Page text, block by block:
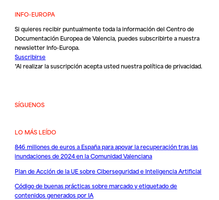
INFO-EUROPA
Si quieres recibir puntualmente toda la información del Centro de
Documentación Europea de Valencia, puedes subscribirte a nuestra
newsletter Info-Europa.
Suscribirse
*Al realizar la suscripción acepta usted nuestrapolítica de privacidad.
SÍGUENOS
LO MÁS LEÍDO
846 millones de euros a España para apoyar la recuperación tras las
inundaciones de 2024 en la Comunidad Valenciana
Plan de Acción de la UE sobre Ciberseguridad e Inteligencia Artificial
Código de buenas prácticas sobre marcado y etiquetado de
contenidos generados por IA